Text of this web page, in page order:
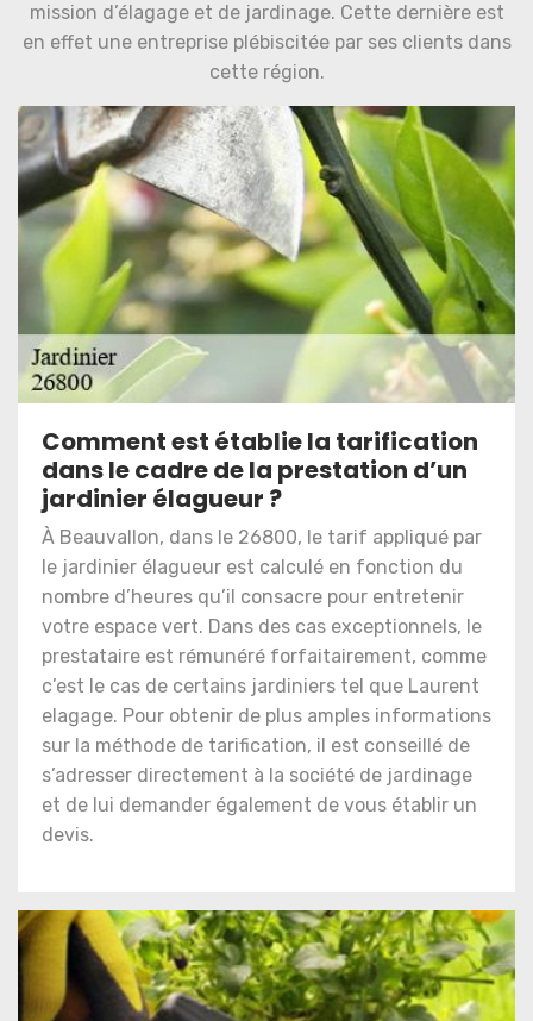
mission d’élagage et de jardinage. Cette dernière est
en effet une entreprise plébiscitée par ses clients dans
cette région.
Comment est établie la tarification
dans le cadre de la prestation d’un
jardinier élagueur ?
À Beauvallon, dans le 26800, le tarif appliqué par
le jardinier élagueur est calculé en fonction du
nombre d’heures qu’il consacre pour entretenir
votre espace vert. Dans des cas exceptionnels, le
prestataire est rémunéré forfaitairement, comme
c’est le cas de certains jardiniers tel que Laurent
elagage. Pour obtenir de plus amples informations
sur la méthode de tarification, il est conseillé de
s’adresser directement à la société de jardinage
et de lui demander également de vous établir un
devis.